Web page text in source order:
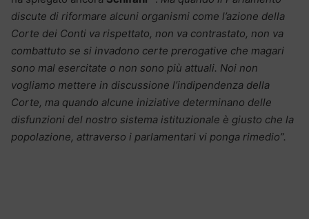
discute di riformare alcuni organismi come l’azione della
Corte dei Conti va rispettato, non va contrastato, non va
combattuto se si invadono certe prerogative che magari
sono mal esercitate o non sono più attuali. Noi non
vogliamo mettere in discussione l’indipendenza della
Corte, ma quando alcune iniziative determinano delle
disfunzioni del nostro sistema istituzionale è giusto che la
popolazione, attraverso i parlamentari vi ponga rimedio”.